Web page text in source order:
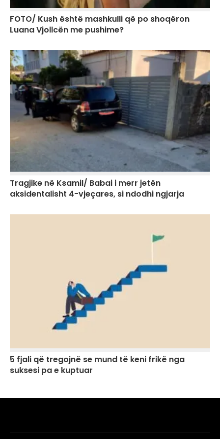
FOTO/ Kush është mashkulli që po shoqëron
Luana Vjollcën me pushime?
Tragjike në Ksamil/ Babai i merr jetën
aksidentalisht 4-vjeçares, si ndodhi ngjarja
5 fjali që tregojnë se mund të keni frikë nga
suksesi pa e kuptuar